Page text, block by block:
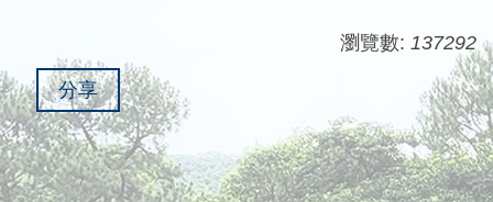
瀏覽數: 137292
分享